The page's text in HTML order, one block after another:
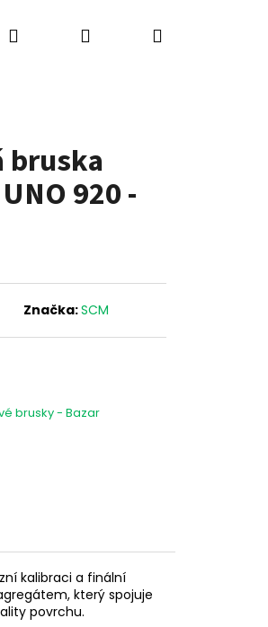
Kontakty Blog
Hledat PřihlášeníNákupní
bruska
920 -
Značka:SCM
brusky - Bazar
kalibraci a finální
který spojuje
povrchu.